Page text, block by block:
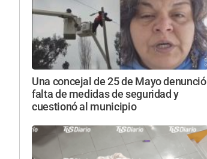
Una concejal de 25 de Mayo denunció
falta de medidas de seguridad y
cuestionó al municipio